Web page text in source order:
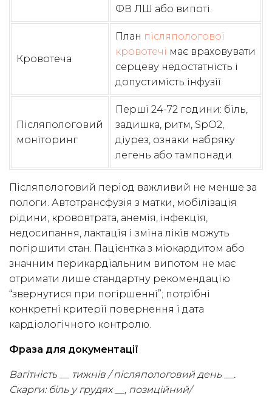
ФВ ЛШ або випоті.
Кровотеча
План післяпологової
кровотечі має враховувати
серцеву недостатність і
допустимість інфузії.
Післяпологовий
моніторинг
Перші 24-72 години: біль,
задишка, ритм, SpO2,
діурез, ознаки набряку
легень або тампонади.
Післяпологовий період важливий не менше за
пологи. Автотрансфузія з матки, мобілізація
рідини, крововтрата, анемія, інфекція,
недосипання, лактація і зміна ліків можуть
погіршити стан. Пацієнтка з міокардитом або
значним перикардіальним випотом не має
отримати лише стандартну рекомендацію
“звернутися при погіршенні”; потрібні
конкретні критерії повернення і дата
кардіологічного контролю.
Фраза для документації
Вагітність __ тижнів / післяпологовий день __.
Скарги: біль у грудях __, позиційний/